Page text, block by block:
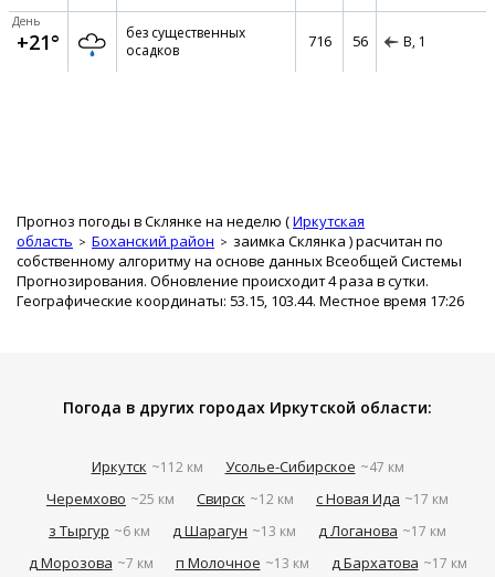
День
+21°
без существенных
осадков
716 56 В, 1
Прогноз погоды в Склянке на неделю (Иркутская
область
Боханский район заимка Склянка ) расчитан по
собственному алгоритму на основе данных Всеобщей Системы
Прогнозирования. Обновление происходит 4 раза в сутки.
Географические координаты: 53.15, 103.44. Местное время 17:26
Погода в других городах Иркутской области:
Иркутск ~112 км Усолье-Сибирское ~47 км
Черемхово ~25 км Свирск ~12 км с Новая Ида ~17 км
з Тыргур ~6 км д Шарагун ~13 км д Логанова ~17 км
д Морозова ~7 км п Молочное ~13 км д Бархатова ~17 км